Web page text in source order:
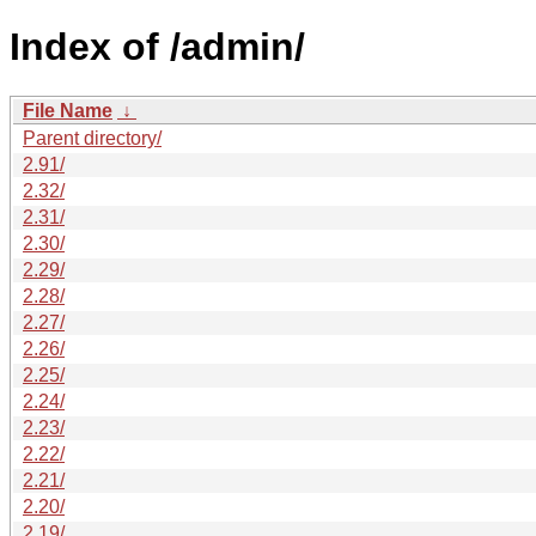
Index of /admin/
File Name ↓
Parent directory/
2.91/
2.32/
2.31/
2.30/
2.29/
2.28/
2.27/
2.26/
2.25/
2.24/
2.23/
2.22/
2.21/
2.20/